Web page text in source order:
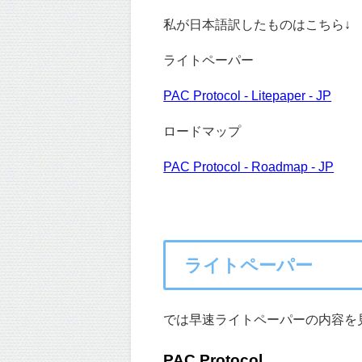
私が日本語訳したものはこちら↓
ライトペーパー
PAC Protocol - Litepaper - JP
ロードマップ
PAC Protocol - Roadmap - JP
ライトペーパー
では早速ライトペーパーの内容を